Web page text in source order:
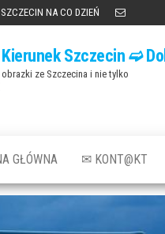
SZCZECIN NA CO DZIEŃ
Kierunek Szczecin ➫
obrazki ze Szczecina i nie tylko
GŁÓWNA ✉ KONT@KT